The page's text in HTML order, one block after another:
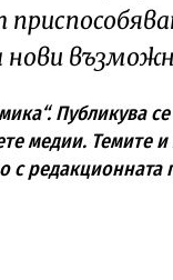
нови
Публикува
медии. Темите
с редакционната